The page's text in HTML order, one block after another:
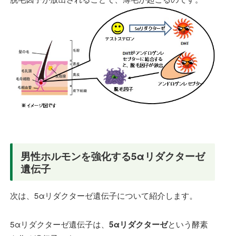
男性ホルモンを強化する5αリダクターゼ
遺伝子
次は、5αリダクターゼ遺伝子について紹介します。
5αリダクターゼ遺伝子は、 5αリダクターゼという酵素